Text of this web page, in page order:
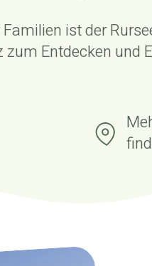
ist der
zum Entdecken und